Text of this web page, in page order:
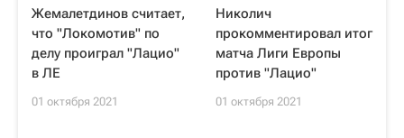
Жемалетдинов считает,
что "Локомотив" по
делу проиграл "Лацио"
в ЛЕ
01 октября 2021
Николич
прокомментировал итог
матча Лиги Европы
против "Лацио"
01 октября 2021